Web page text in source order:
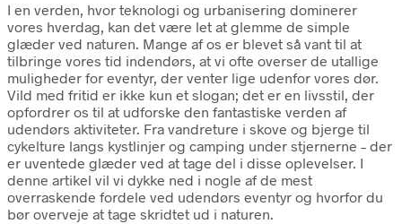
I en verden, hvor teknologi og urbanisering dominerer
vores hverdag, kan det være let at glemme de simple
glæder ved naturen. Mange af os er blevet så vant til at
tilbringe vores tid indendørs, at vi ofte overser de utallige
muligheder for eventyr, der venter lige udenfor vores dør.
Vild med fritid er ikke kun et slogan; det er en livsstil, der
opfordrer os til at udforske den fantastiske verden af
udendørs aktiviteter. Fra vandreture i skove og bjerge til
cykelture langs kystlinjer og camping under stjernerne – der
er uventede glæder ved at tage del i disse oplevelser. I
denne artikel vil vi dykke ned i nogle af de mest
overraskende fordele ved udendørs eventyr og hvorfor du
bør overveje at tage skridtet ud i naturen.